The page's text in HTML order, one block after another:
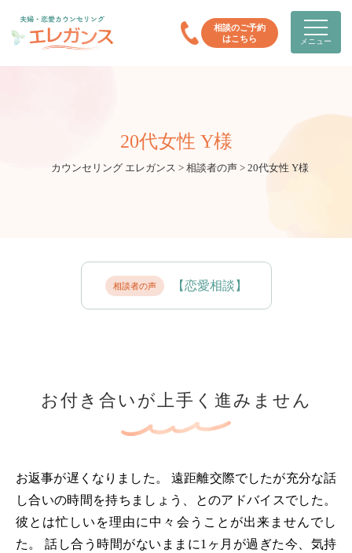
相談のご予約
はこちら
メニュー
20代女性 Y様
カウンセリング エレガンス > 相談者の声 > 20代女性 Y様
相談者の声 【恋愛相談】
お付き合いが上手く進みません
お返事が遅くなりました。 遠距離交際でしたが充分な話
し合いの時間を持ちましょう、とのアドバイスでした。
彼とは忙しいを理由に中々会うことが出来ませんでし
た。 話し合う時間がないままに1ヶ月が過ぎた今、気持